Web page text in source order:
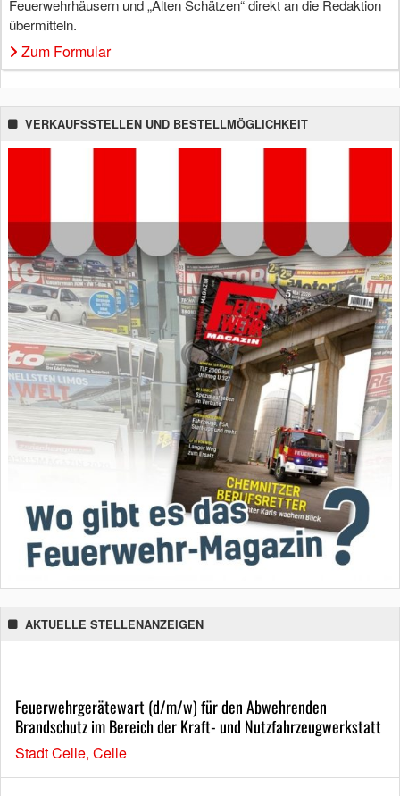
Feuerwehrhäusern und „Alten Schätzen“ direkt an die Redaktion
übermitteln.
Zum Formular
VERKAUFSSTELLEN UND BESTELLMÖGLICHKEIT
AKTUELLE STELLENANZEIGEN
Feuerwehrgerätewart (d/m/w) für den Abwehrenden
Brandschutz im Bereich der Kraft- und Nutzfahrzeugwerkstatt
Stadt Celle, Celle